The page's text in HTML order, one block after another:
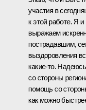
участия в
к этой работе. Я
выражаем
пострадавшим,
выздоровления
какие-то.
со стороны
помощь со
как можно